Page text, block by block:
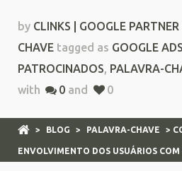
by CLINKS | GOOGLE PARTNER
CHAVE tagged as GOOGLE ADS
PATROCINADOS, PALAVRA-
with
0 and 0
> BLOG > PALAVRA-CHAVE >
ENVOLVIMENTO DOS USUÁRIOS